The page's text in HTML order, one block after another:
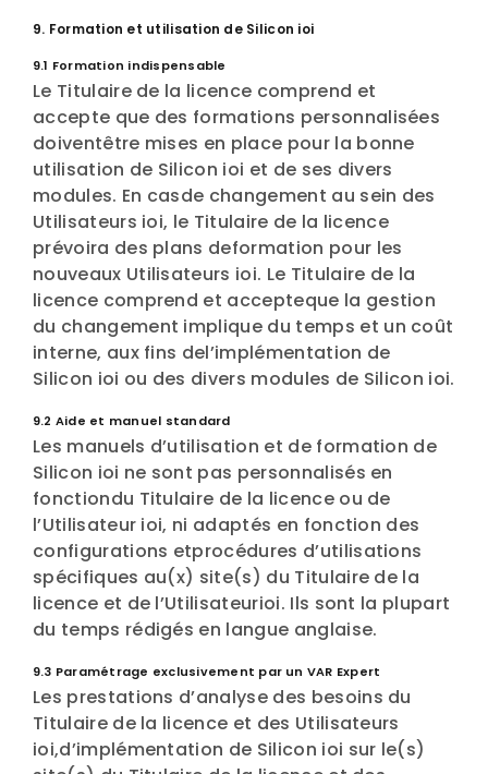
9. Formation et utilisation de Silicon ioi
9.1 Formation indispensable
Le Titulaire de la licence comprend et
accepte que des formations personnalisées
doiventêtre mises en place pour la bonne
utilisation de Silicon ioi et de ses divers
modules. En casde changement au sein des
Utilisateurs ioi, le Titulaire de la licence
prévoira des plans deformation pour les
nouveaux Utilisateurs ioi. Le Titulaire de la
licence comprend et accepteque la gestion
du changement implique du temps et un coût
interne, aux fins del’implémentation de
Silicon ioi ou des divers modules de Silicon ioi.
9.2 Aide et manuel standard
Les manuels d’utilisation et de formation de
Silicon ioi ne sont pas personnalisés en
fonctiondu Titulaire de la licence ou de
l’Utilisateur ioi, ni adaptés en fonction des
configurations etprocédures d’utilisations
spécifiques au(x) site(s) du Titulaire de la
licence et de l’Utilisateurioi. Ils sont la plupart
du temps rédigés en langue anglaise.
9.3 Paramétrage exclusivement par un VAR Expert
Les prestations d’analyse des besoins du
Titulaire de la licence et des Utilisateurs
ioi,d’implémentation de Silicon ioi sur le(s)